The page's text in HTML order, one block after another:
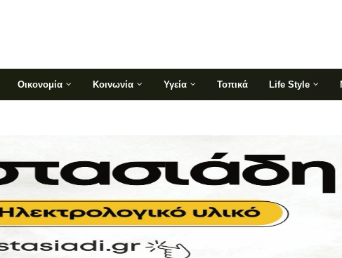
Οικονομία Κοινωνία Υγεία Τοπικά Life Style